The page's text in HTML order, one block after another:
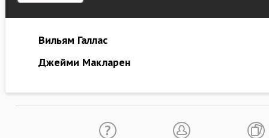
Вильям Галлас
Джейми Макларен